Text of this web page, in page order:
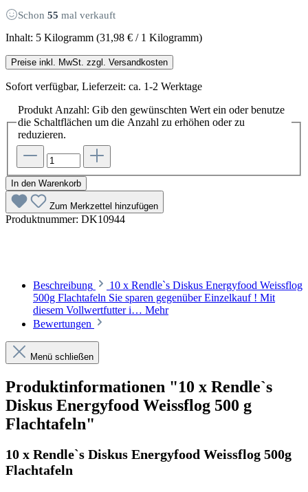
Schon 55 mal verkauft
Inhalt: 5 Kilogramm (31,98 € / 1 Kilogramm)
Preise inkl. MwSt. zzgl. Versandkosten
Sofort verfügbar, Lieferzeit: ca. 1-2 Werktage
Produkt Anzahl: Gib den gewünschten Wert ein oder benutze
die Schaltflächen um die Anzahl zu erhöhen oder zu
reduzieren.
In den Warenkorb
Zum Merkzettel hinzufügen
Produktnummer: DK10944
Beschreibung
10 x Rendle`s Diskus Energyfood Weissflog
500g Flachtafeln Sie sparen gegenüber Einzelkauf ! Mit
diesem Vollwertfutter i… Mehr
Bewertungen
Menü schließen
Produktinformationen "10 x Rendle`s
Diskus Energyfood Weissflog 500 g
Flachtafeln"
10 x Rendle`s Diskus Energyfood Weissflog 500g
Flachtafeln